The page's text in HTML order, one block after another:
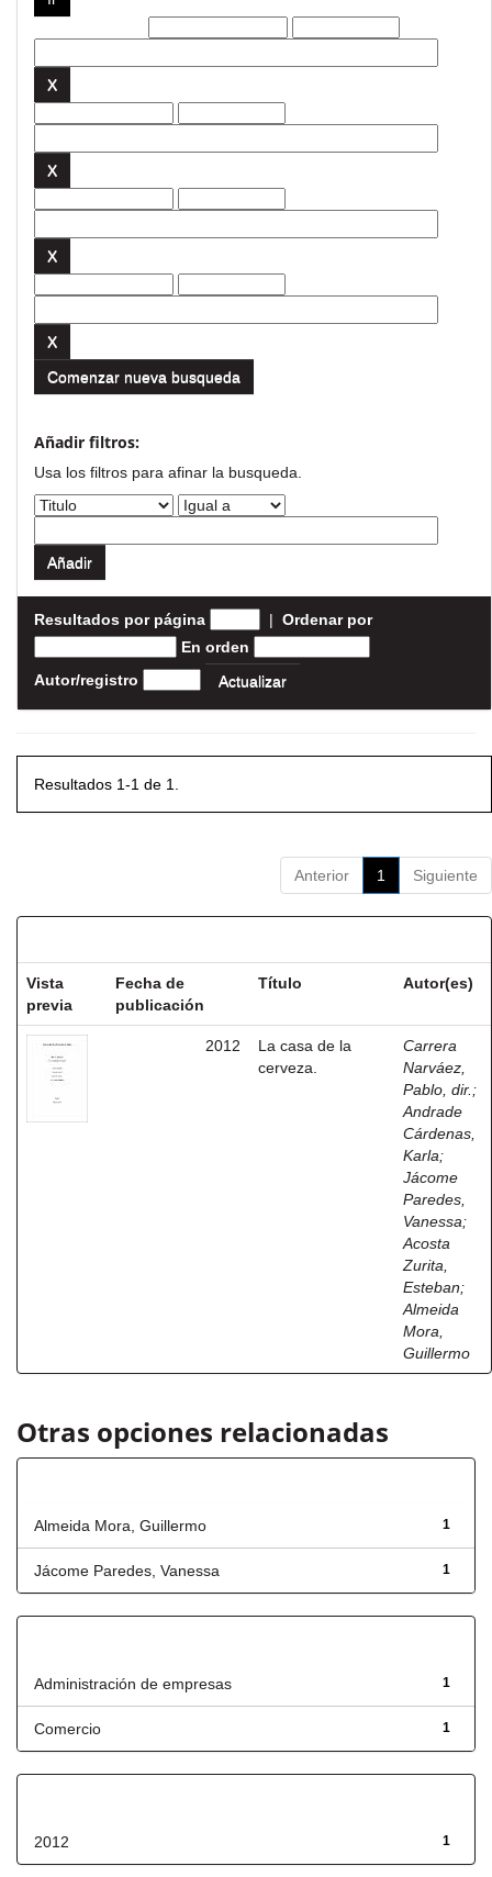
Comenzar nueva busqueda
Añadir filtros:
Usa los filtros para afinar la busqueda.
Resultados por página | Ordenar por
En orden
Autor/registro
Resultados 1-1 de 1.
Anterior 1 Siguiente
Vista
previa
Fecha de
publicación
Título Autor(es)
2012
La casa de la
cerveza.
Carrera
Narváez,
Pablo, dir. ;
Andrade
Cárdenas,
Karla;
Jácome
Paredes,
Vanessa;
Acosta
Zurita,
Esteban;
Almeida
Mora,
Guillermo
Otras opciones relacionadas
1
Almeida Mora, Guillermo
1
Jácome Paredes, Vanessa
1
Administración de empresas
1
Comercio
1
2012